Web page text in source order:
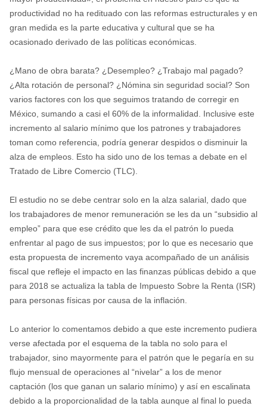
productividad no ha redituado con las reformas estructurales y en
gran medida es la parte educativa y cultural que se ha
ocasionado derivado de las políticas económicas.
¿Mano de obra barata? ¿Desempleo? ¿Trabajo mal pagado?
¿Alta rotación de personal? ¿Nómina sin seguridad social? Son
varios factores con los que seguimos tratando de corregir en
México, sumando a casi el 60% de la informalidad. Inclusive este
incremento al salario mínimo que los patrones y trabajadores
toman como referencia, podría generar despidos o disminuir la
alza de empleos. Esto ha sido uno de los temas a debate en el
Tratado de Libre Comercio (TLC).
El estudio no se debe centrar solo en la alza salarial, dado que
los trabajadores de menor remuneración se les da un “subsidio al
empleo” para que ese crédito que les da el patrón lo pueda
enfrentar al pago de sus impuestos; por lo que es necesario que
esta propuesta de incremento vaya acompañado de un análisis
fiscal que refleje el impacto en las finanzas públicas debido a que
para 2018 se actualiza la tabla de Impuesto Sobre la Renta (ISR)
para personas físicas por causa de la inflación.
Lo anterior lo comentamos debido a que este incremento pudiera
verse afectada por el esquema de la tabla no solo para el
trabajador, sino mayormente para el patrón que le pegaría en su
flujo mensual de operaciones al “nivelar” a los de menor
captación (los que ganan un salario mínimo) y así en escalinata
debido a la proporcionalidad de la tabla aunque al final lo pueda